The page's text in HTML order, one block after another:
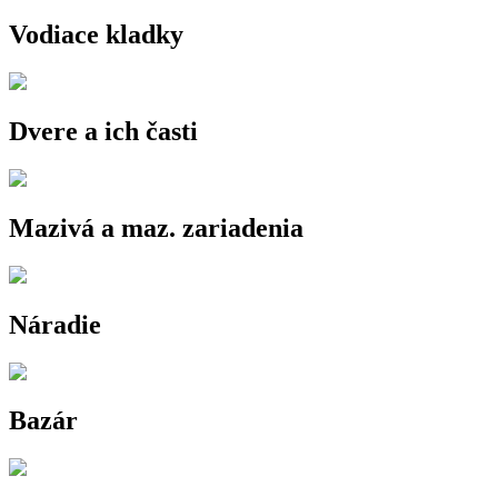
Vodiace kladky
Dvere a ich časti
Mazivá a maz. zariadenia
Náradie
Bazár